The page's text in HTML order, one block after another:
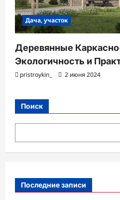
Дача, участок
Деревянные
Экологичность и
pristroykin_ 2 июня 2024
Поиск
Последние записи